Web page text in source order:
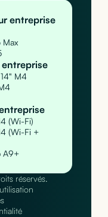
entreprise
Max
M4
(Wi-Fi)
(Wi-Fi +
A9+
réservés.